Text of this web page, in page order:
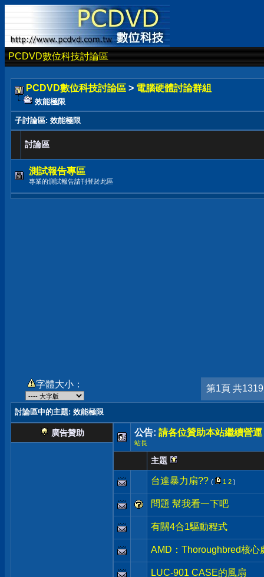
PCDVD數位科技討論區
PCDVD數位科技討論區 > 電腦硬體討論群組
效能極限
子討論區: 效能極限
討論區
測試報告專區
專業的測試報告請刊登於此區
字體大小： 第1頁 共
討論區中的主題: 效能極限
廣告贊助 公告: 請各位贊助本站繼續營運
站長
主題
台達暴力扇?? ( 1 2 )
問題 幫我看一下吧
有關4合1驅動程式
AMD：Thoroughbred核心
LUC-901 CASE的風扇